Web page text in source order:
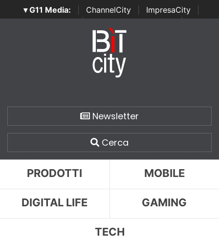
▾ G11 Media: ChannelCity ImpresaCity
SecurityOpenLab | Italian Channel Awards | Italian
Italian Security Awards
Newsletter
Cerca
PRODOTTI MOBILE
DIGITAL LIFE GAMING
TECH